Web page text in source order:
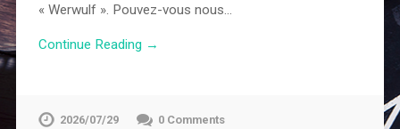
« Werwulf ». Pouvez-vous nous…
Continue Reading →
2026/07/29 0 Comments